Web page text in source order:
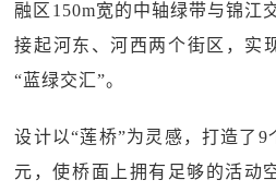
融区150m宽的中轴绿带与锦江
接起河东、河西两个街区，实
“蓝绿交汇”。
设计以“莲桥”为灵感，打造了9
元，使桥面上拥有足够的活动